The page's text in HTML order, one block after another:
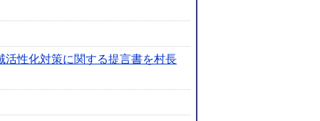
性化対策に関する提言書を村長